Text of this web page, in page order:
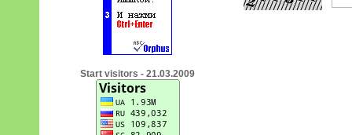
Start visitors - 21.03.2009